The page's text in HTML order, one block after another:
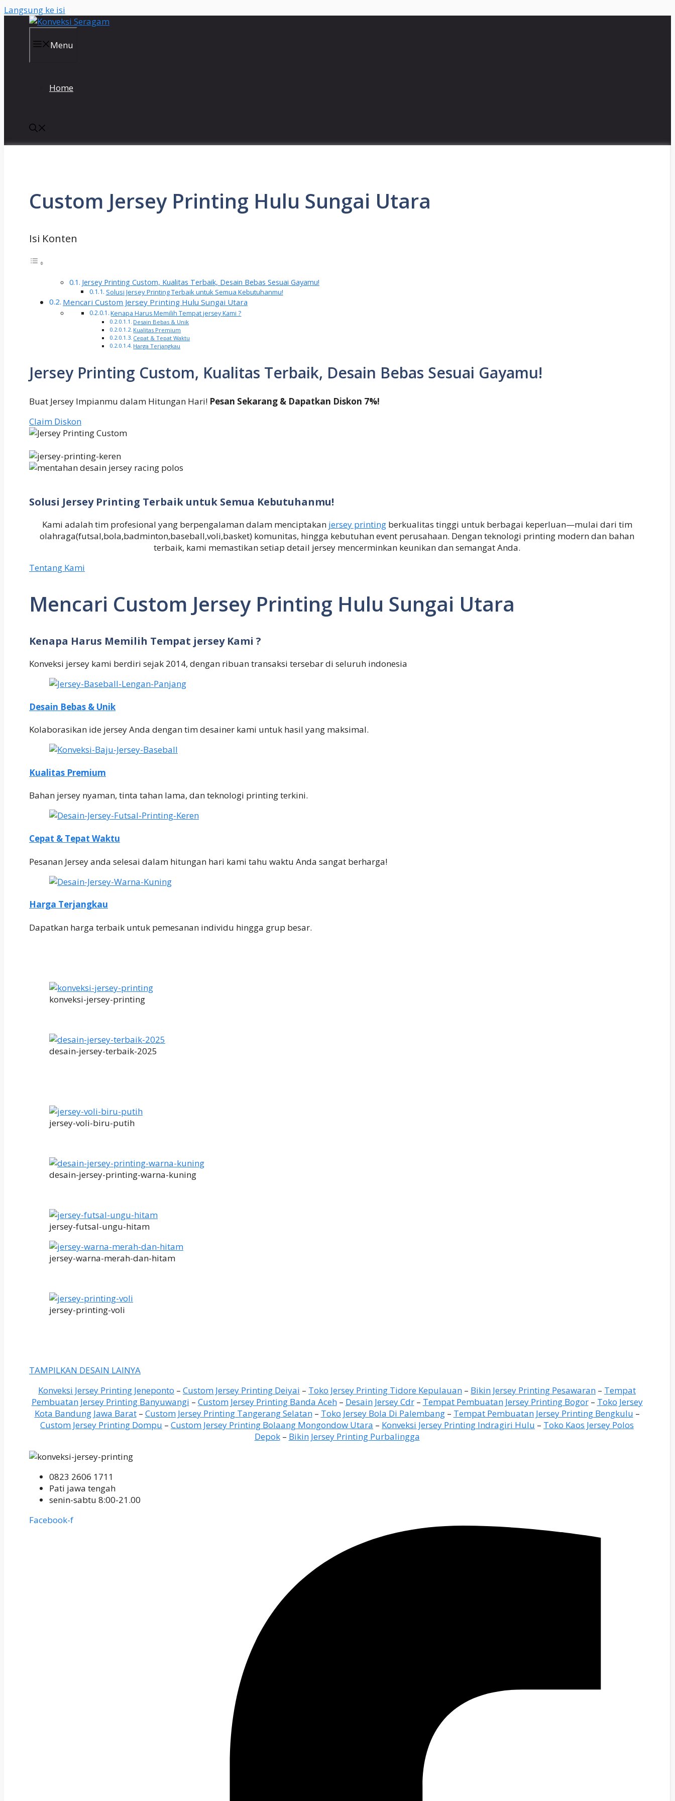
Langsung ke isi
Menu
Home
Custom Jersey Printing Hulu Sungai Utara
Isi Konten
Jersey Printing Custom, Kualitas Terbaik, Desain Bebas Sesuai Gayamu!
Solusi Jersey Printing Terbaik untuk Semua Kebutuhanmu!
Mencari Custom Jersey Printing Hulu Sungai Utara
Kenapa Harus Memilih Tempat jersey Kami ?
Desain Bebas & Unik
Kualitas Premium
Cepat & Tepat Waktu
Harga Terjangkau
Jersey Printing Custom, Kualitas Terbaik, Desain Bebas Sesuai Gayamu!
Buat Jersey Impianmu dalam Hitungan Hari! Pesan Sekarang & Dapatkan Diskon 7%!
Claim Diskon
Solusi Jersey Printing Terbaik untuk Semua Kebutuhanmu!
Kami adalah tim profesional yang berpengalaman dalam menciptakan jersey printingberkualitas tinggi untuk berbagai keperluan—mulai dari tim
olahraga(futsal,bola,badminton,baseball,voli,basket) komunitas, hingga kebutuhan event perusahaan. Dengan teknologi printing modern dan bahan
terbaik, kami memastikan setiap detail jersey mencerminkan keunikan dan semangat Anda.
Tentang Kami
Mencari Custom Jersey Printing Hulu Sungai Utara
Kenapa Harus Memilih Tempat jersey Kami ?
Konveksi jersey kami berdiri sejak 2014, dengan ribuan transaksi tersebar di seluruh indonesia
Desain Bebas & Unik
Kolaborasikan ide jersey Anda dengan tim desainer kami untuk hasil yang maksimal.
Kualitas Premium
Bahan jersey nyaman, tinta tahan lama, dan teknologi printing terkini.
Cepat & Tepat Waktu
Pesanan Jersey anda selesai dalam hitungan hari kami tahu waktu Anda sangat berharga!
Harga Terjangkau
Dapatkan harga terbaik untuk pemesanan individu hingga grup besar.
konveksi-jersey-printing
desain-jersey-terbaik-2025
jersey-voli-biru-putih
desain-jersey-printing-warna-kuning
jersey-futsal-ungu-hitam
jersey-warna-merah-dan-hitam
jersey-printing-voli
TAMPILKAN DESAIN LAINYA
Konveksi Jersey Printing Jeneponto – Custom Jersey Printing Deiyai – Toko Jersey Printing Tidore Kepulauan – Bikin Jersey Printing Pesawaran – Tempat
Pembuatan Jersey Printing Banyuwangi – Custom Jersey Printing Banda Aceh– Desain Jersey Cdr– Tempat Pembuatan Jersey Printing Bogor– Toko Jersey
Kota Bandung Jawa Barat– Custom Jersey Printing Tangerang Selatan– Toko Jersey Bola Di Palembang– Tempat Pembuatan Jersey Printing Bengkulu –
Custom Jersey Printing Dompu – Custom Jersey Printing Bolaang Mongondow Utara – Konveksi Jersey Printing Indragiri Hulu – Toko Kaos Jersey Polos
Depok– Bikin Jersey Printing Purbalingga
0823 2606 1711
Pati jawa tengah
senin-sabtu 8:00-21.00
Facebook-f